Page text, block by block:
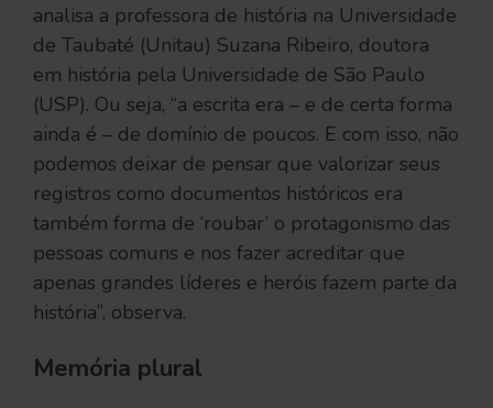
analisa a professora de história na Universidade
de Taubaté (Unitau) Suzana Ribeiro, doutora
em história pela Universidade de São Paulo
(USP). Ou seja, “a escrita era – e de certa forma
ainda é – de domínio de poucos. E com isso, não
podemos deixar de pensar que valorizar seus
registros como documentos históricos era
também forma de ‘roubar’ o protagonismo das
pessoas comuns e nos fazer acreditar que
apenas grandes líderes e heróis fazem parte da
história”, observa.
Memória plural